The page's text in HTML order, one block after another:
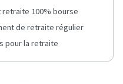
retraite 100% bourse
de retraite régulier
pour la retraite